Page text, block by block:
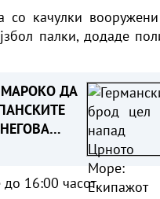
качулки
палки, додаде
МАРОКО ДА
16:00 часот.